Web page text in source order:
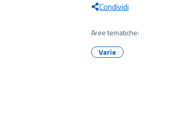
Condividi
Aree tematiche:
Varie